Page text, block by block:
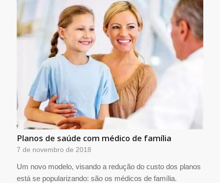
Planos de saúde com médico de família
7 de novembro de 2018
Um novo modelo, visando a redução do custo dos planos
está se popularizando: são os médicos de família.